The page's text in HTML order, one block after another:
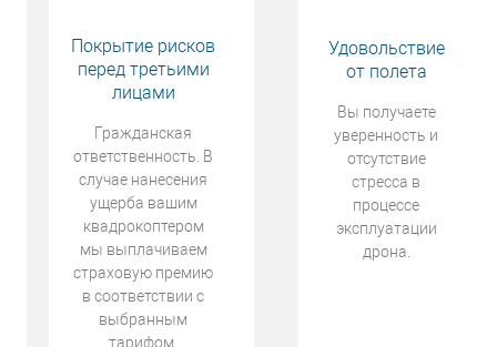
Покрытие рисков
перед третьими
лицами
Гражданская
ответственность. В
случае нанесения
ущерба вашим
квадрокоптером
мы выплачиваем
страховую премию
в соответствии с
выбранным
тарифом.
Удовольствие
от полета
Вы получаете
уверенность и
отсутствие
стресса в
процессе
эксплуатации
дрона.